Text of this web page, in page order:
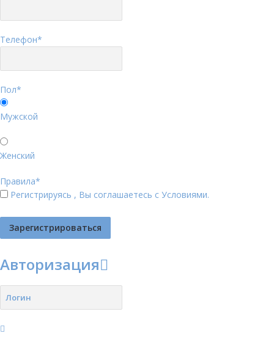
Телефон*
Пол*
Мужской
Женский
Правила*
Регистрируясь , Вы соглашаетесь с Условиями.
Авторизация